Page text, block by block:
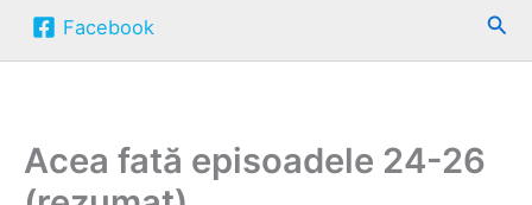
Facebook
Acea fată episoadele 24-26